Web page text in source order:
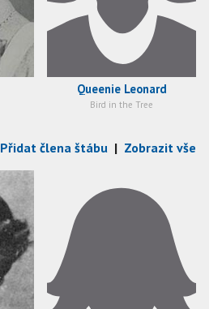
Queenie Leonard
Bird in the Tree
Přidat člena štábu | Zobrazit vše